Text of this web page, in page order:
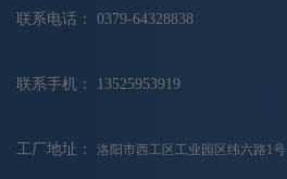
联系电话： 0379-64328838
联系手机： 13525953919
工厂地址： 洛阳市西工区工业园区纬六路1号